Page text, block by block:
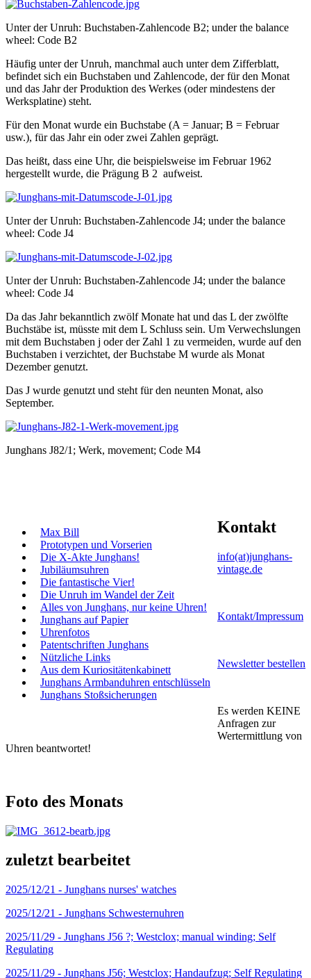
Unter der Unruh: Buchstaben-Zahlencode B2; under the balance
wheel: Code B2
Häufig unter der Unruh, manchmal auch unter dem Zifferblatt,
befindet sich ein Buchstaben und Zahlencode, der für den Monat
und das Jahr der Produktion des Werkes (oder mindestens der
Werksplatine) steht.
Für den Monat wurde ein Buchstabe (A = Januar; B = Februar
usw.), für das Jahr ein oder zwei Zahlen geprägt.
Das heißt, dass eine Uhr, die beispielsweise im Februar 1962
hergestellt wurde, die Prägung B 2 aufweist.
Unter der Unruh: Buchstaben-Zahlencode J4; under the balance
wheel: Code J4
Unter der Unruh: Buchstaben-Zahlencode J4; under the balance
wheel: Code J4
Da das Jahr bekanntlich zwölf Monate hat und das L der zwölfte
Buchstäbe ist, müsste mit dem L Schluss sein. Um Verwechslungen
mit dem Buchstaben j oder der Zahl 1 zu vermeiden, wurde auf den
Buchstaben i verzichtet, der Buchstabe M wurde als Monat
Dezember genutzt.
Das J wurde genutzt und steht für den neunten Monat, also
September.
Junghans J82/1; Werk, movement; Code M4
Max Bill
Prototypen und Vorserien
Die X-Akte Junghans!
Jubiläumsuhren
Die fantastische Vier!
Die Unruh im Wandel der Zeit
Alles von Junghans, nur keine Uhren!
Junghans auf Papier
Uhrenfotos
Patentschriften Junghans
Nützliche Links
Aus dem Kuriositätenkabinett
Junghans Armbanduhren entschlüsseln
Junghans Stoßsicherungen
Kontakt
info(at)junghans-
vintage.de
Kontakt/Impressum
Newsletter bestellen
Es werden KEINE
Anfragen zur
Wertermittlung von
Uhren beantwortet!
Foto des Monats
zuletzt bearbeitet
2025/12/21 - Junghans nurses' watches
2025/12/21 - Junghans Schwesternuhren
2025/11/29 - Junghans J56 ?; Westclox; manual winding; Self
Regulating
2025/11/29 - Junghans J56; Westclox; Handaufzug; Self Regulating